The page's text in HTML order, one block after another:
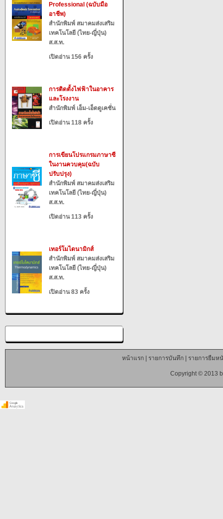
Professional (ฉบับมือ
อาชีพ)
สำนักพิมพ์ สมาคมส่งเสริม
เทคโนโลยี (ไทย-ญี่ปุ่น)
ส.ส.ท.
เปิดอ่าน 156 ครั้ง
การติดตั้งไฟฟ้าในอาคาร
และโรงงาน
สำนักพิมพ์ เอ็ม-เอ็ดดูเคชั่น
เปิดอ่าน 118 ครั้ง
การเขียนโปรแกรมภาษาซี
ในงานควบคุม(ฉบับ
ปรับปรุง)
สำนักพิมพ์ สมาคมส่งเสริม
เทคโนโลยี (ไทย-ญี่ปุ่น)
ส.ส.ท.
เปิดอ่าน 113 ครั้ง
เทอร์โมไดนามิกส์
สำนักพิมพ์ สมาคมส่งเสริม
เทคโนโลยี (ไทย-ญี่ปุ่น)
ส.ส.ท.
เปิดอ่าน 83 ครั้ง
หน้าแรก| รายการบันทึก| รายการยืมห
Copyright © 2013